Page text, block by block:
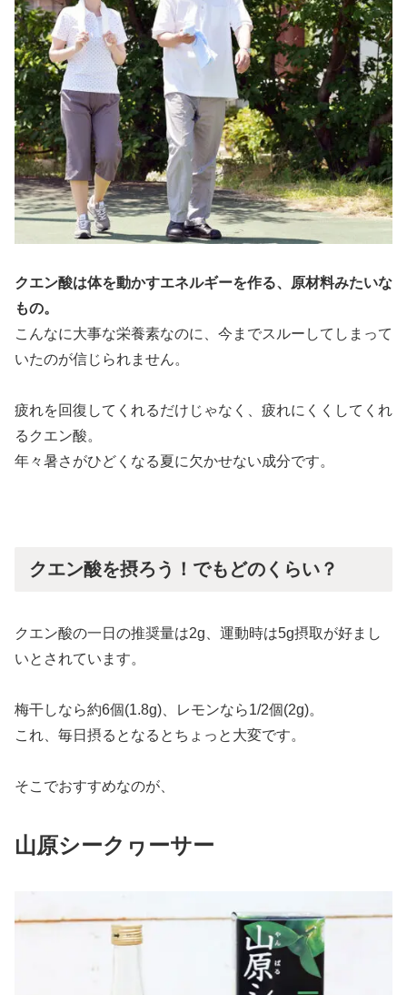
クエン酸は体を動かすエネルギーを作る、原材料みたいな
もの。
こんなに大事な栄養素なのに、今までスルーしてしまって
いたのが信じられません。
疲れを回復してくれるだけじゃなく、疲れにくくしてくれ
るクエン酸。
年々暑さがひどくなる夏に欠かせない成分です。
クエン酸を摂ろう！でもどのくらい？
クエン酸の一日の推奨量は2g、運動時は5g摂取が好まし
いとされています。
梅干しなら約6個(1.8g)、レモンなら1/2個(2g)。
これ、毎日摂るとなるとちょっと大変です。
そこでおすすめなのが、
山原シークヮーサー